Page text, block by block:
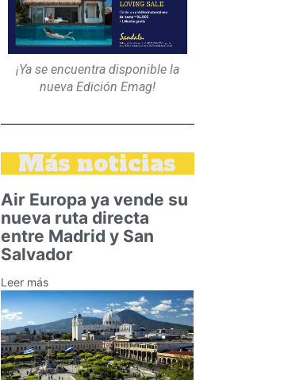
¡Ya se encuentra disponible la
nueva Edición Emag!
Más noticias
Air Europa ya vende su
nueva ruta directa
entre Madrid y San
Salvador
Leer más